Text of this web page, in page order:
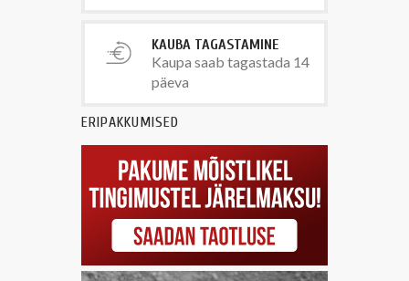
KAUBA TAGASTAMINE
Kaupa saab tagastada 14
päeva
ERIPAKKUMISED